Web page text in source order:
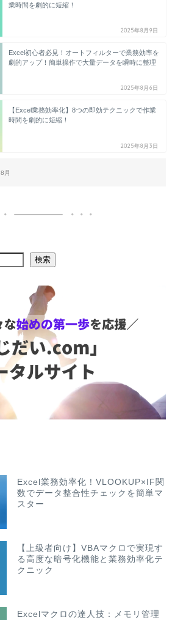
業時間を劇的に短縮！
2025年8月9日
Excel初心者必見！オートフィルターで業務効率を
劇的アップ！簡単操作で大量データを瞬時に整理
2025年8月6日
【Excel業務効率化】8つの即効テクニックで作業
時間を劇的に短縮！
2025年8月3日
8月
検索
Excel業務効率化！VLOOKUP×IF関
数でデータ整合性チェックを簡単マ
スター
【上級者向け】VBAマクロで実現す
る高度な暗号化機能と業務効率化テ
クニック
Excelマクロの達人技：メモリ管理